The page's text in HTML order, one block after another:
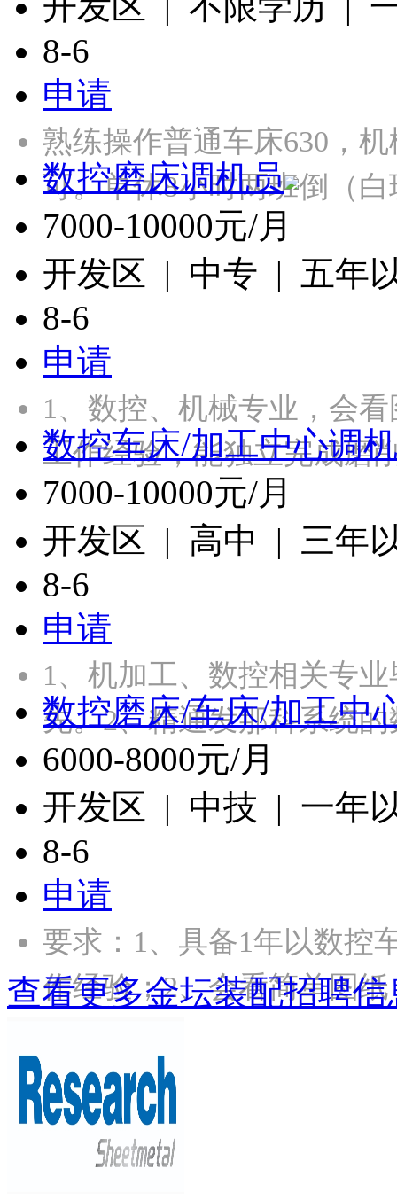
8-6
申请
熟练操作普通车床630，
可。单休8小时两班倒（
数控磨床调机员
7000-10000元/月
开发区 | 中专 | 五年
8-6
申请
1、数控、机械专业，会
工作经验，能独立完成
数控车床/加工中心调
7000-10000元/月
开发区 | 高中 | 三年
8-6
申请
1、机加工、数控相关专
先。2、精通发那科系统
数控磨床/车床/加工中
6000-8000元/月
开发区 | 中技 | 一年
8-6
申请
要求：1、具备1年以数控
作经验；2、会看简单图
查看更多金坛装配招聘信